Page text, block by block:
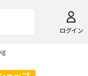
ログイン